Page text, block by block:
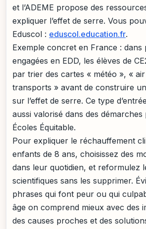
et l’ADEME propose des
expliquer l’effet de serre. Vous
Eduscol : eduscol.education.fr.
Exemple concret en France : dans
engagées en EDD, les élèves de
par trier des cartes « météo », «
transports » avant de construire
sur l’effet de serre. Ce type
aussi valorisé dans des
Écoles Équitable.
Pour expliquer le réchauffement
enfants de 8 ans, choisissez des
dans leur quotidien, et reformulez
scientifiques sans les supprimer.
phrases qui font peur ou qui
âge on comprend mieux avec des
des causes proches et des